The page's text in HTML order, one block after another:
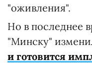
"оживления".
Но в последнее
"Минску"
и готовится